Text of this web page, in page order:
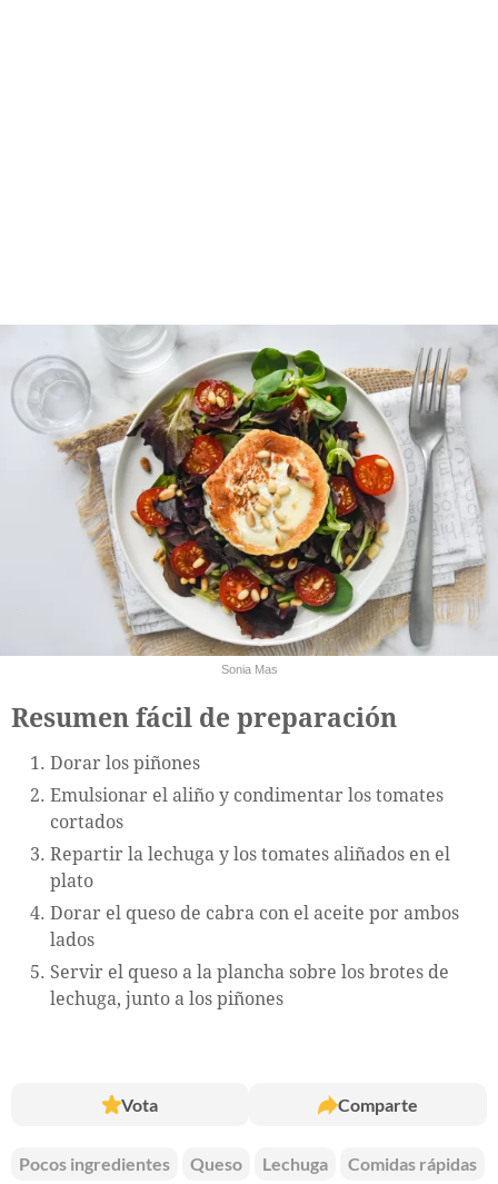
Sonia Mas
Resumen fácil de preparación
Dorar los piñones
Emulsionar el aliño y condimentar los tomates
cortados
Repartir la lechuga y los tomates aliñados en el
plato
Dorar el queso de cabra con el aceite por ambos
lados
Servir el queso a la plancha sobre los brotes de
lechuga, junto a los piñones
Vota Comparte
Pocos ingredientes Queso Lechuga Comidas rápidas